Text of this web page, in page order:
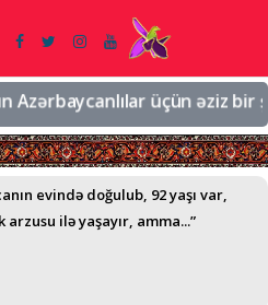
Azərbaycanlılar üçün əziz bir
evində doğulub, 92 yaşı var,
arzusu ilə yaşayır, amma...”